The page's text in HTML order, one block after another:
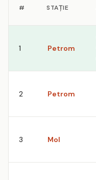
# STAȚIE
1 Petrom
2 Petrom
3 Mol